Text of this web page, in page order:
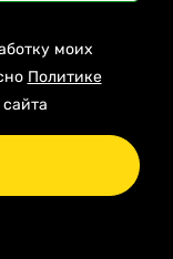
моих
Политике
сайта